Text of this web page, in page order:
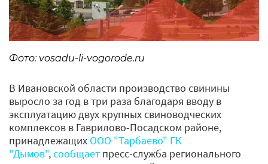
Фото: vosadu-li-vogorode.ru
В Ивановской области производство свинины
выросло за год в три раза благодаря вводу в
эксплуатацию двух крупных свиноводческих
комплексов в Гаврилово-Посадском районе,
принадлежащих ООО "Тарбаево" ГК
"Дымов",сообщает пресс-служба регионального